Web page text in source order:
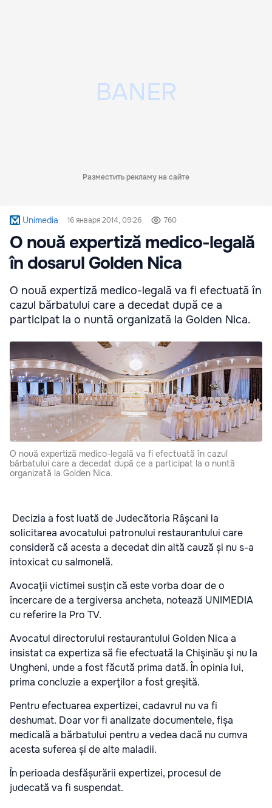
Разместить рекламу на сайте
Unimedia 16 января 2014, 09:26 760
O nouă expertiză medico-legală
în dosarul Golden Nica
O nouă expertiză medico-legală va fi efectuată în
cazul bărbatului care a decedat după ce a
participat la o nuntă organizată la Golden Nica.
O nouă expertiză medico-legală va fi efectuată în cazul
bărbatului care a decedat după ce a participat la o nuntă
organizată la Golden Nica.
Decizia a fost luată de Judecătoria Râșcani la
solicitarea avocatului patronului restaurantului care
consideră că acesta a decedat din altă cauză și nu s-a
intoxicat cu salmonelă.
Avocaţii victimei susţin că este vorba doar de o
încercare de a tergiversa ancheta, notează UNIMEDIA
cu referire la Pro TV.
Avocatul directorului restaurantului Golden Nica a
insistat ca expertiza să fie efectuată la Chişinău şi nu la
Ungheni, unde a fost făcută prima dată. În opinia lui,
prima concluzie a experţilor a fost greşită.
Pentru efectuarea expertizei, cadavrul nu va fi
deshumat. Doar vor fi analizate documentele, fișa
medicală a bărbatului pentru a vedea dacă nu cumva
acesta suferea și de alte maladii.
În perioada desfășurării expertizei, procesul de
judecată va fi suspendat.